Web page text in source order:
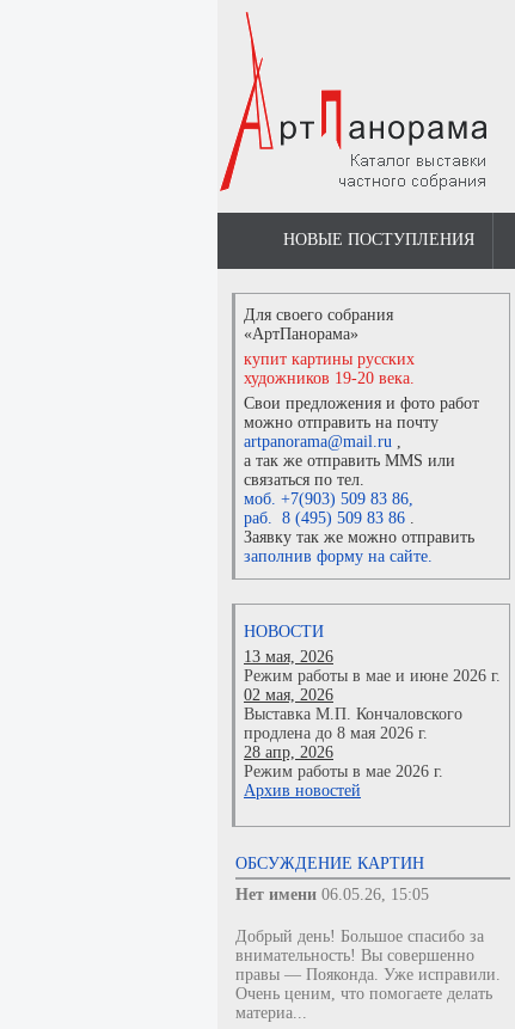
НОВЫЕ ПОСТУПЛЕНИЯ
Для своего собрания
«АртПанорама»
купит картины русских
художников 19-20 века.
Свои предложения и фото работ
можно отправить на почту
artpanorama@mail.ru ,
а так же отправить MMS или
связаться по тел.
моб. +7(903) 509 83 86,
раб. 8 (495) 509 83 86 .
Заявку так же можно отправить
заполнив форму на сайте.
НОВОСТИ
13 мая, 2026
Режим работы в мае и июне 2026 г.
02 мая, 2026
Выставка М.П. Кончаловского
продлена до 8 мая 2026 г.
28 апр, 2026
Режим работы в мае 2026 г.
Архив новостей
ОБСУЖДЕНИЕ КАРТИН
Нет имени 06.05.26, 15:05
Добрый день! Большое спасибо за
внимательность! Вы совершенно
правы — Пояконда. Уже исправили.
Очень ценим, что помогаете делать
материа...